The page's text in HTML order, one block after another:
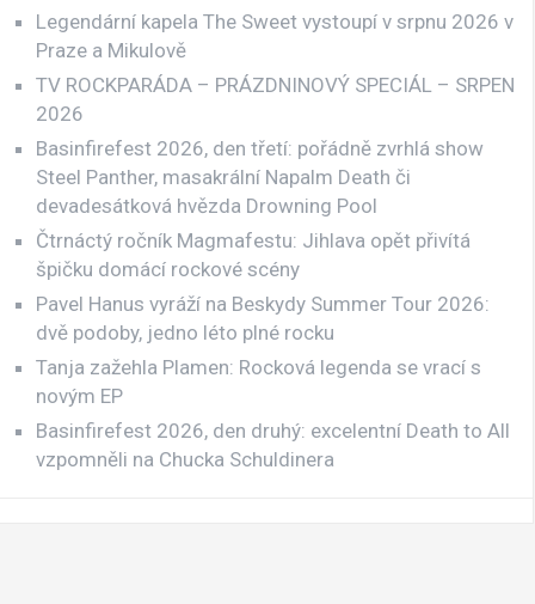
Legendární kapela The Sweet vystoupí v srpnu 2026 v
Praze a Mikulově
TV ROCKPARÁDA – PRÁZDNINOVÝ SPECIÁL – SRPEN
2026
Basinfirefest 2026, den třetí: pořádně zvrhlá show
Steel Panther, masakrální Napalm Death či
devadesátková hvězda Drowning Pool
Čtrnáctý ročník Magmafestu: Jihlava opět přivítá
špičku domácí rockové scény
Pavel Hanus vyráží na Beskydy Summer Tour 2026:
dvě podoby, jedno léto plné rocku
Tanja zažehla Plamen: Rocková legenda se vrací s
novým EP
Basinfirefest 2026, den druhý: excelentní Death to All
vzpomněli na Chucka Schuldinera